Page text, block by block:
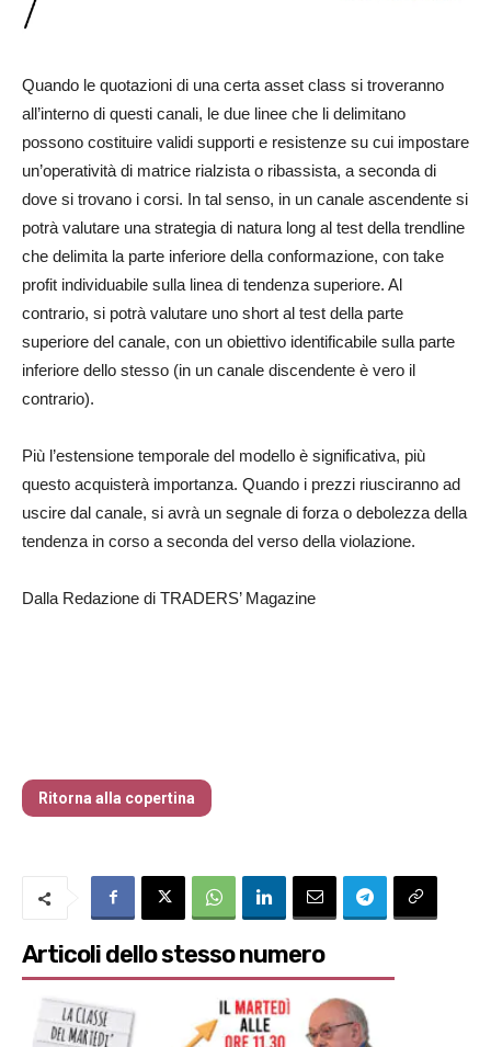
Quando le quotazioni di una certa asset class si troveranno
all’interno di questi canali, le due linee che li delimitano
possono costituire validi supporti e resistenze su cui impostare
un’operatività di matrice rialzista o ribassista, a seconda di
dove si trovano i corsi. In tal senso, in un canale ascendente si
potrà valutare una strategia di natura long al test della trendline
che delimita la parte inferiore della conformazione, con take
profit individuabile sulla linea di tendenza superiore. Al
contrario, si potrà valutare uno short al test della parte
superiore del canale, con un obiettivo identificabile sulla parte
inferiore dello stesso (in un canale discendente è vero il
contrario).
Più l’estensione temporale del modello è significativa, più
questo acquisterà importanza. Quando i prezzi riusciranno ad
uscire dal canale, si avrà un segnale di forza o debolezza della
tendenza in corso a seconda del verso della violazione.
Dalla Redazione di TRADERS’ Magazine
Ritorna alla copertina
Articoli dello stesso numero